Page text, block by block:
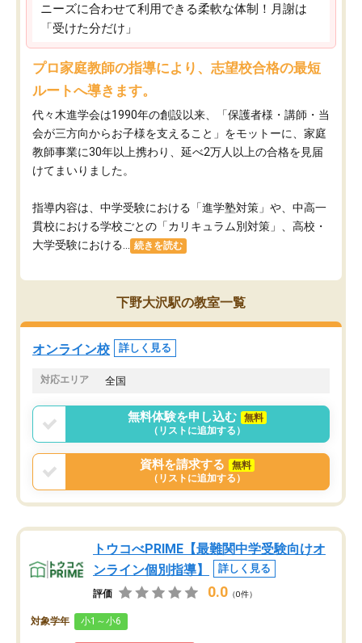
ニーズに合わせて利用できる柔軟な体制！月謝は
「受けた分だけ」
プロ家庭教師の指導により、志望校合格の最短
ルートへ導きます。
代々木進学会は1990年の創設以来、「保護者様・講師・当
会が三方向からお子様を支えること」をモットーに、家庭
教師事業に30年以上携わり、延べ2万人以上の合格を見届
けてまいりました。
指導内容は、中学受験における「進学塾対策」や、中高一
貫校における学校ごとの「カリキュラム別対策」、高校・
大学受験における...
続きを読む
下野大沢駅の教室一覧
オンライン校 詳しく見る
対応エリア 全国
無料体験を申し込む
無料
（リストに追加する）
資料を請求する
無料
（リストに追加する）
トウコべPRIME【最難関中学受験向けオ
ンライン個別指導】
詳しく見る
評価 0.0 （0件）
対象学年 小1～小6